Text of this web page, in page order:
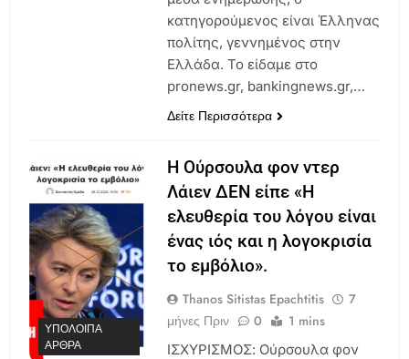
κατηγορούμενος είναι Έλληνας
πολίτης, γεννημένος στην
Ελλάδα. Το είδαμε στο
pronews.gr, bankingnews.gr,…
Δείτε Περισσότερα
ΥΠΌΛΟΙΠΑ
ΆΡΘΡΑ
Η Ούρσουλα φον ντερ
Λάιεν ΔΕΝ είπε «Η
ελευθερία του λόγου είναι
ένας ιός και η λογοκρισία
το εμβόλιο».
Thanos Sitistas Epachtitis
7
μήνες Πριν
0 1 mins
ΙΣΧΥΡΙΣΜΟΣ: Ούρσουλα φον